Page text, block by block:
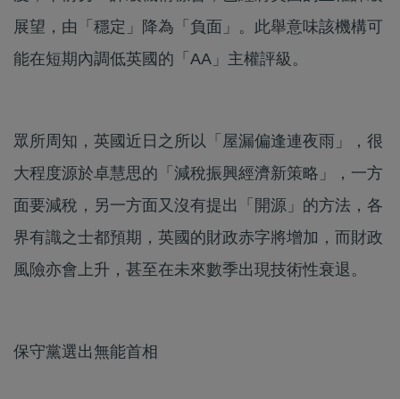
展望，由「穩定」降為「負面」。此舉意味該機構可
能在短期內調低英國的「AA」主權評級。
眾所周知，英國近日之所以「屋漏偏逢連夜雨」，很
大程度源於卓慧思的「減稅振興經濟新策略」，一方
面要減稅，另一方面又沒有提出「開源」的方法，各
界有識之士都預期，英國的財政赤字將增加，而財政
風險亦會上升，甚至在未來數季出現技術性衰退。
保守黨選出無能首相